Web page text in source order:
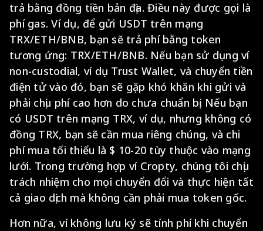
trả bằng đồng tiền bản địa. Điều này được gọi là
phí gas. Ví dụ, để gửi USDT trên mạng
TRX/ETH/BNB, bạn sẽ trả phí bằng token
tương ứng: TRX/ETH/BNB. Nếu bạn sử dụng ví
non-custodial, ví dụ Trust Wallet, và chuyển tiền
điện tử vào đó, bạn sẽ gặp khó khăn khi gửi và
phải chịu phí cao hơn do chưa chuẩn bị. Nếu bạn
có USDT trên mạng TRX, ví dụ, nhưng không có
đồng TRX, bạn sẽ cần mua riêng chúng, và chi
phí mua tối thiểu là $ 10-20 tùy thuộc vào mạng
lưới. Trong trường hợp ví Cropty, chúng tôi chịu
trách nhiệm cho mọi chuyển đổi và thực hiện tất
cả giao dịch mà không cần phải mua token gốc.
Hơn nữa, ví không lưu ký sẽ tính phí khi chuyển